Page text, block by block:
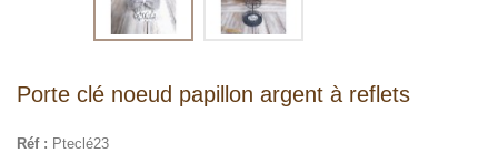
Porte clé noeud papillon argent à reflets
Réf : Pteclé23